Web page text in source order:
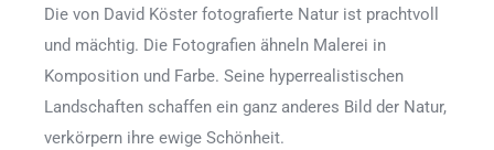
Die von David Köster fotografierte Natur ist prachtvoll
und mächtig. Die Fotografien ähneln Malerei in
Komposition und Farbe. Seine hyperrealistischen
Landschaften schaffen ein ganz anderes Bild der Natur,
verkörpern ihre ewige Schönheit.